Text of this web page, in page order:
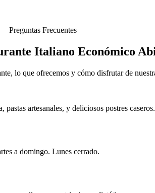
Preguntas Frecuentes
Italiano Económico
lo que ofrecemos y cómo disfrutar de
artesanales, y deliciosos postres caseros.
a domingo. Lunes cerrado.